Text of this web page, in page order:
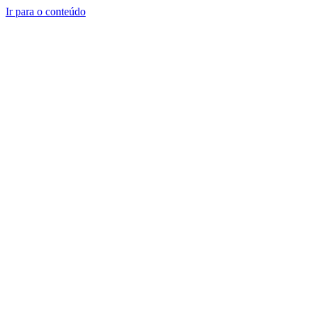
Ir para o conteúdo